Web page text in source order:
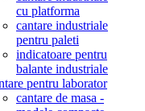
cu platforma
cantare industriale
pentru paleti
indicatoare pentru
balante industriale
pentru laborator
cantare de masa -